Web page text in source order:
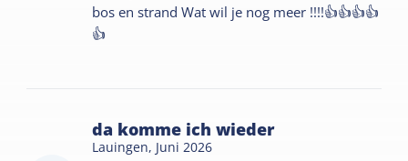
bos en strand Wat wil je nog meer !!!!👍👍👍👍
👍
da komme ich wieder
Lauingen, Juni 2026